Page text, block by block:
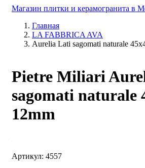
Магазин плитки и керамогранита в
Главная
LA FABBRICA AVA
Aurelia Lati sagomati naturale
Pietre Miliari
sagomati naturale
12mm
Артикул: 4557